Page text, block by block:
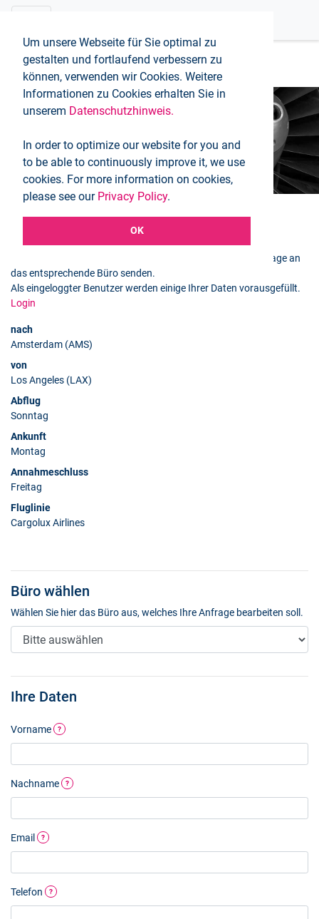
Um unsere Webseite für Sie optimal zu
gestalten und fortlaufend verbessern zu
können, verwenden wir Cookies. Weitere
Informationen zu Cookies erhalten Sie in
unserem Datenschutzhinweis.
In order to optimize our website for you and
to be able to continuously improve it, we use
cookies. For more information on cookies,
please see our Privacy Policy.
OK
Startseite Buchungsanfrage
Mit dem folgenden Formular können Sie eine Buchungsanfrage an
das entsprechende Büro senden.
Als eingeloggter Benutzer werden einige Ihrer Daten vorausgefüllt.
Login
nach
Amsterdam (AMS)
von
Los Angeles (LAX)
Abflug
Sonntag
Ankunft
Montag
Annahmeschluss
Freitag
Fluglinie
Cargolux Airlines
Büro wählen
Wählen Sie hier das Büro aus, welches Ihre Anfrage bearbeiten soll.
Ihre Daten
Vorname ?
Nachname ?
Email ?
Telefon ?